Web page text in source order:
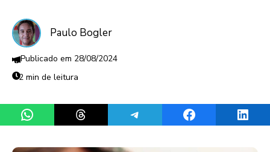
Paulo Bogler
28/08/2024
2 min de leitura
Share on WhatsAppShare on ThreadsShare on TelegramShare on Facebook